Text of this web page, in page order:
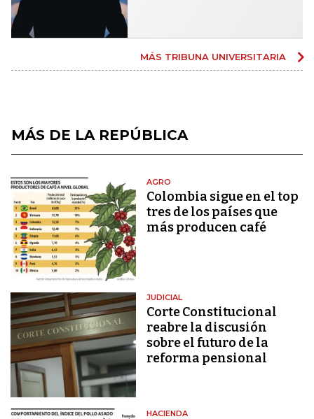
MÁS TRIBUNA UNIVERSITARIA
MÁS DE LA REPÚBLICA
AGRO
Colombia sigue en el top
tres de los países que
más producen café
JUDICIAL
Corte Constitucional
reabre la discusión
sobre el futuro de la
reforma pensional
HACIENDA